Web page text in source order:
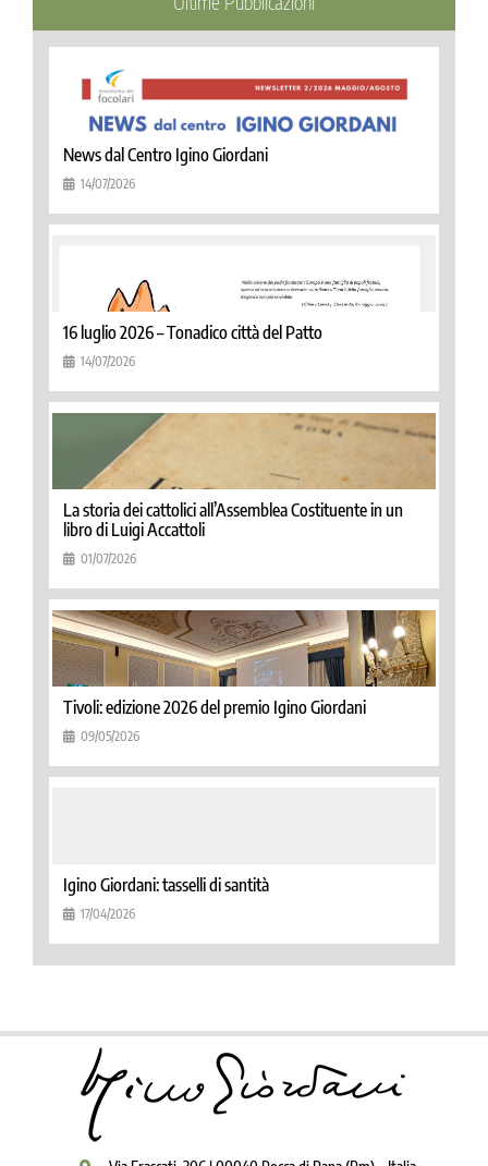
News dal Centro Igino Giordani
14/07/2026
16 luglio 2026 – Tonadico città del Patto
14/07/2026
La storia dei cattolici all’Assemblea Costituente in un
libro di Luigi Accattoli
01/07/2026
Tivoli: edizione 2026 del premio Igino Giordani
09/05/2026
Igino Giordani: tasselli di santità
17/04/2026